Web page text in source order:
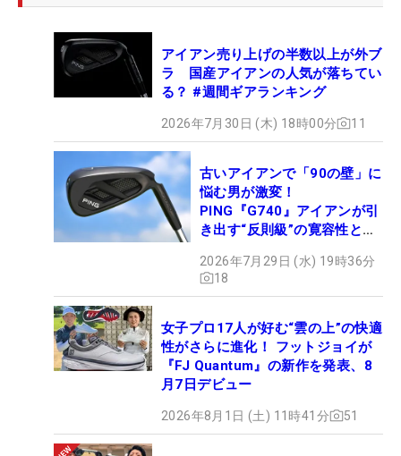
アイアン売り上げの半数以上が外ブ
ラ 国産アイアンの人気が落ちてい
る？ #週間ギアランキング
2026年7月30日 (木) 18時00分 11
古いアイアンで「90の壁」に
悩む男が激変！
PING『G740』アイアンが引
き出す“反則級”の寛容性と飛
2026年7月29日 (水) 19時36分
18
女子プロ17人が好む“雲の上”の快適
性がさらに進化！ フットジョイが
『FJ Quantum』の新作を発表、8
月7日デビュー
2026年8月1日 (土) 11時41分 51